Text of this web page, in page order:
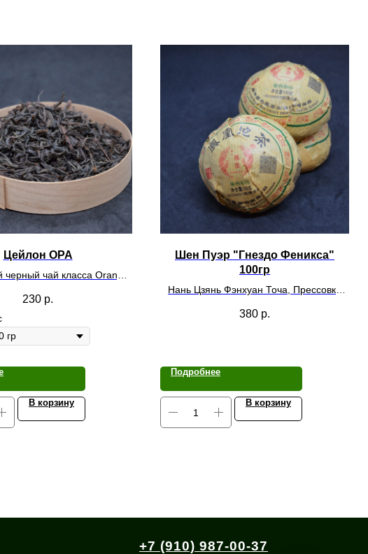
Цейлон OPA
черный чай класса Orange
230 р.
В корзину
Шен Пуэр "Гнездо Феникса"
100гр
Нань Цзянь Фэнхуан Точа, Прессовка
380 р.
Подробнее
В корзину
+7 (910) 987-00-37